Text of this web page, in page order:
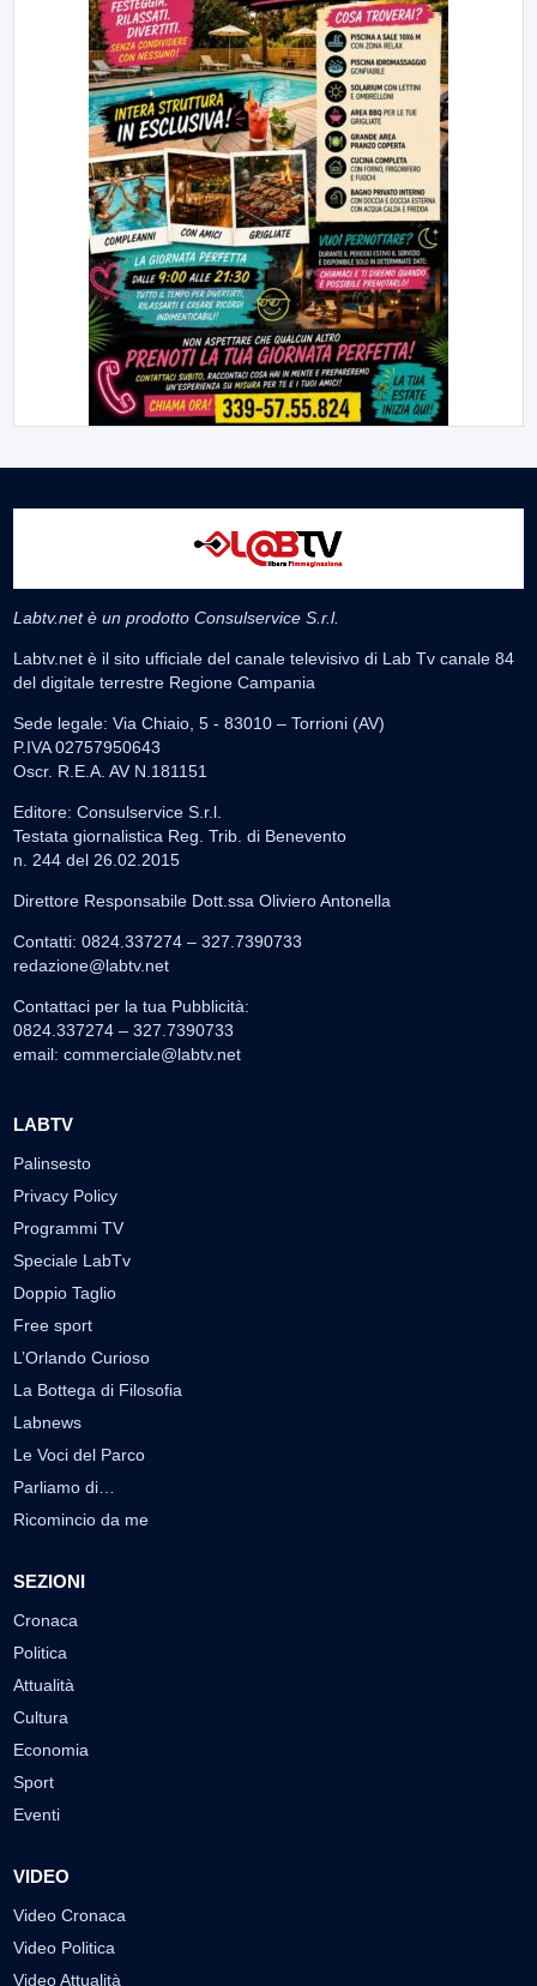
Labtv.net è un prodotto Consulservice S.r.l.
Labtv.net è il sito ufficiale del canale televisivo di Lab Tv canale 84
del digitale terrestre Regione Campania
Sede legale: Via Chiaio, 5 - 83010 – Torrioni (AV)
P.IVA 02757950643
Oscr. R.E.A. AV N.181151
Editore: Consulservice S.r.l.
Testata giornalistica Reg. Trib. di Benevento
n. 244 del 26.02.2015
Direttore Responsabile Dott.ssa Oliviero Antonella
Contatti: 0824.337274 – 327.7390733
redazione@labtv.net
Contattaci per la tua Pubblicità:
0824.337274 – 327.7390733
email: commerciale@labtv.net
LABTV
Palinsesto
Privacy Policy
Programmi TV
Speciale LabTv
Doppio Taglio
Free sport
L’Orlando Curioso
La Bottega di Filosofia
Labnews
Le Voci del Parco
Parliamo di…
Ricomincio da me
SEZIONI
Cronaca
Politica
Attualità
Cultura
Economia
Sport
Eventi
VIDEO
Video Cronaca
Video Politica
Video Attualità